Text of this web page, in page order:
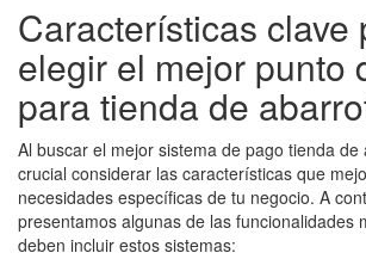
Características clave
elegir el mejor punto
para tienda de
Al buscar el mejor sistema de pago tienda de
crucial considerar las características que
necesidades específicas de tu negocio. A
presentamos algunas de las funcionalidades
deben incluir estos sistemas: